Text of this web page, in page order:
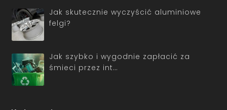
Jak skutecznie wyczyścić aluminiowe
felgi?
Jak szybko i wygodnie zapłacić za
śmieci przez int…